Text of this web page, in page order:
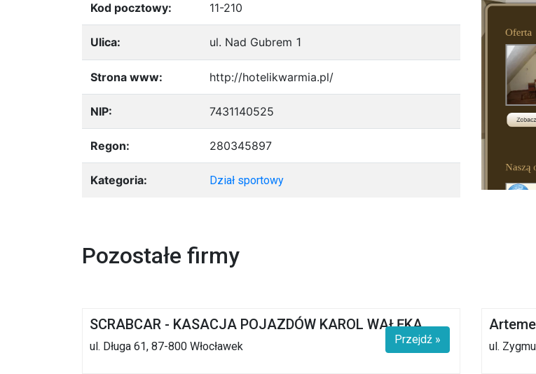
Kod pocztowy: 11-210
Ulica: ul. Nad Gubrem 1
Strona www: http://hotelikwarmia.pl/
NIP: 7431140525
Regon: 280345897
Kategoria: Dział sportowy
Pozostałe firmy
SCRABCAR - KASACJA POJAZDÓW KAROL WAŁĘKA
ul. Długa 61, 87-800 Włocławek
Przejdź »
ul.